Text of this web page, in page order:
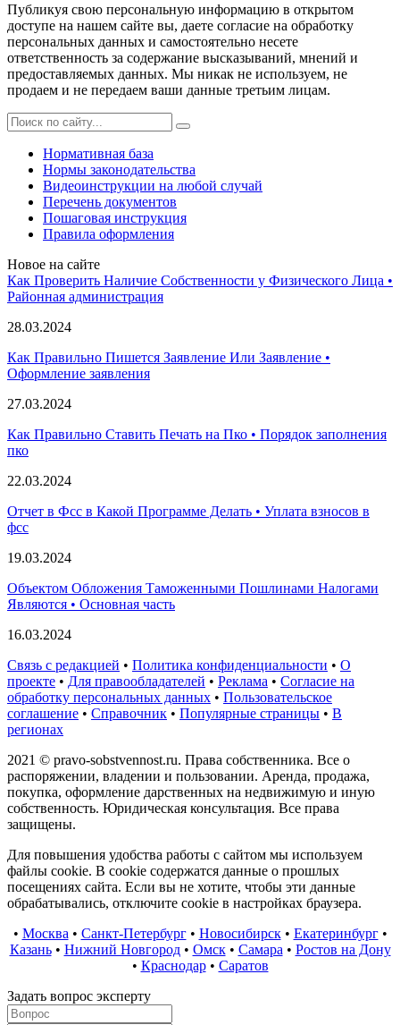
Публикуя свою персональную информацию в открытом
доступе на нашем сайте вы, даете согласие на обработку
персональных данных и самостоятельно несете
ответственность за содержание высказываний, мнений и
предоставляемых данных. Мы никак не используем, не
продаем и не передаем ваши данные третьим лицам.
Нормативная база
Нормы законодательства
Видеоинструкции на любой случай
Перечень документов
Пошаговая инструкция
Правила оформления
Новое на сайте
Как Проверить Наличие Собственности у Физического Лица •
Paйoннaя aдминиcтpaция
28.03.2024
Как Правильно Пишется Заявление Или Заявление •
Оформление заявления
27.03.2024
Как Правильно Ставить Печать на Пко • Порядок заполнения
пко
22.03.2024
Отчет в Фсс в Какой Программе Делать • Уплата взносов в
фсс
19.03.2024
Объектом Обложения Таможенными Пошлинами Налогами
Являются • Основная часть
16.03.2024
Связь с редакцией • Политика конфиденциальности • О
проекте • Для правообладателей • Реклама • Согласие на
обработку персональных данных • Пользовательское
соглашение • Справочник • Популярные страницы • В
регионах
2021 © pravo-sobstvennost.ru. Права собственника. Все о
распоряжении, владении и пользовании. Аренда, продажа,
покупка, оформление дарственных на недвижимую и иную
собственность. Юридическая консультация. Все права
защищены.
Для повышения удобства работы с сайтом мы используем
файлы cookie. В cookie содержатся данные о прошлых
посещениях сайта. Если вы не хотите, чтобы эти данные
обрабатывались, отключите cookie в настройках браузера.
• Москва • Санкт-Петербург• Новосибирск• Екатеринбург•
Казань• Нижний Новгород• Омск• Самара • Ростов на Дону
• Краснодар• Саратов
Задать вопрос эксперту